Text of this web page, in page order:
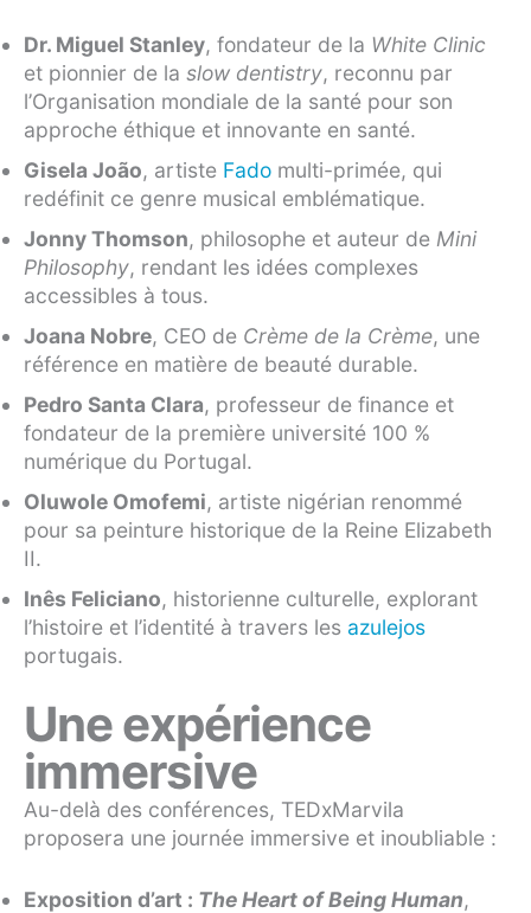
Dr. Miguel Stanley, fondateur de la White Clinic
et pionnier de la slow dentistry, reconnu par
l’Organisation mondiale de la santé pour son
approche éthique et innovante en santé.
Gisela João, artiste Fado multi-primée, qui
redéfinit ce genre musical emblématique.
Jonny Thomson, philosophe et auteur de Mini
Philosophy, rendant les idées complexes
accessibles à tous.
Joana Nobre, CEO de Crème de la Crème, une
référence en matière de beauté durable.
Pedro Santa Clara, professeur de finance et
fondateur de la première université 100 %
numérique du Portugal.
Oluwole Omofemi, artiste nigérian renommé
pour sa peinture historique de la Reine Elizabeth
II.
Inês Feliciano, historienne culturelle, explorant
l’histoire et l’identité à travers les azulejos
portugais.
Une expérience
immersive
Au-delà des conférences, TEDxMarvila
proposera une journée immersive et inoubliable :
Exposition d’art : The Heart of Being Human,